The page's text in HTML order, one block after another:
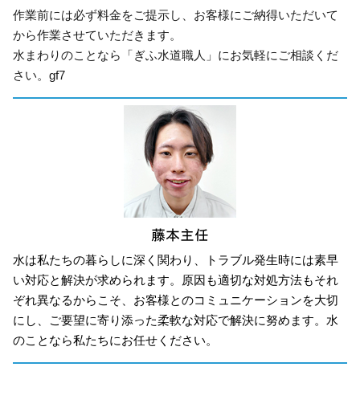
作業前には必ず料金をご提示し、お客様にご納得いただいて
から作業させていただきます。
水まわりのことなら「ぎふ水道職人」にお気軽にご相談くだ
さい。gf7
水は私たちの暮らしに深く関わり、トラブル発生時には素早
い対応と解決が求められます。原因も適切な対処方法もそれ
ぞれ異なるからこそ、お客様とのコミュニケーションを大切
にし、ご要望に寄り添った柔軟な対応で解決に努めます。水
のことなら私たちにお任せください。